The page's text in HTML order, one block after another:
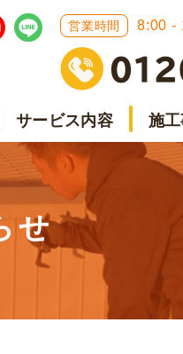
営業時間 8:00 -
サービス内容 施工
せ